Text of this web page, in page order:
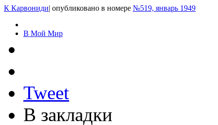
К Карвониди| опубликовано в номере №519, январь 1949
В Мой Мир
Tweet
В закладки